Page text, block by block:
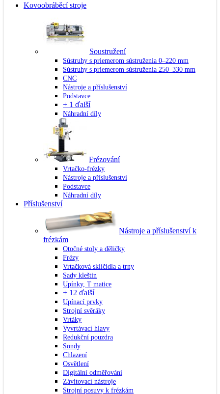
Kovoobráběcí stroje
Soustružení
Sústruhy s priemerom sústruženia 0–220 mm
Sústruhy s priemerom sústruženia 250–330 mm
CNC
Nástroje a příslušenství
Podstavce
+ 1 ďalší
Náhradní díly
Frézování
Vrtačko-frézky
Nástroje a příslušenství
Podstavce
Náhradní díly
Příslušenství
Nástroje a příslušenství k
frézkám
Otočné stoly a děličky
Frézy
Vrtačková sklíčidla a trny
Sady kleštin
Upínky, T matice
+ 12 ďalší
Upínací prvky
Strojní svěráky
Vrtáky
Vyvrtávací hlavy
Redukční pouzdra
Sondy
Chlazení
Osvětlení
Digitální odměřování
Závitovací nástroje
Strojní posuvy k frézkám